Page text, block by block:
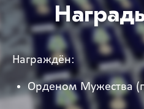
Награждён:
Орденом Мужества